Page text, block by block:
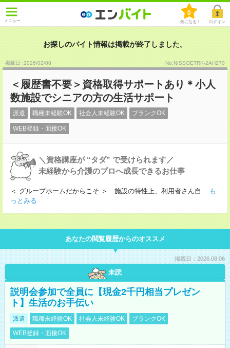
メニュー
0
気になる！ ログイン
お探しのバイト情報は掲載が終了しました。
掲載日 :2026/02/08 No.NISSOETRK-2AH270
＜履歴書不要＞資格取得サポートあり＊小人
数施設でシニアの方の生活サポート
派遣 職種未経験OK 社会人未経験OK ブランクOK
WEB登録・面接OK
＼資格講座が “タダ” で受けられます／
未経験から介護のプロへ成長できるお仕事
＜ グループホームだからこそ ＞ 施設の特性上、利用者さん自 ...も
っとみる
あなたの閲覧履歴からのオススメ
掲載日：2026.08.06
未読
説明会参加で全員に【現金2千円相当プレゼン
ト】生活のお手伝い
派遣 職種未経験OK 社会人未経験OK
ブランクOK
WEB登録・面接OK